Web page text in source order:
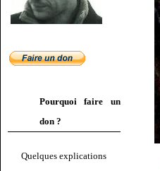
Pourquoi faire un
don ?
Quelques explications